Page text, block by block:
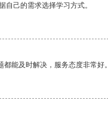
自己的需求选择学习方式。
能及时解决，服务态度非常好。